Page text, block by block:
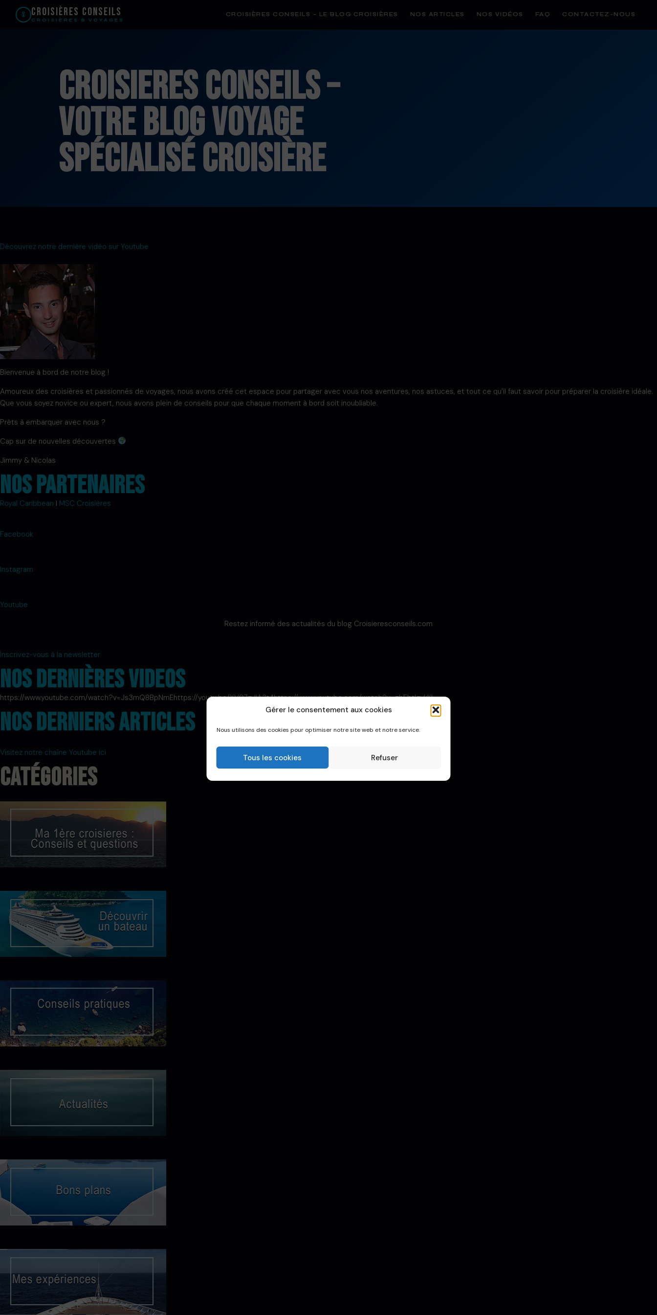
Gérer le consentement aux cookies
Nous utilisons des cookies pour optimiser notre site web et notre service.
Tous les cookies Refuser
Croisières Conseils
CROISIÈRES & VOYAGES
CROISIÈRES CONSEILS – LE BLOG CROISIÈRES NOS ARTICLES NOS VIDÉOS FAQ CONTACTEZ-NOUS
Croisieres Conseils –
Votre blog voyage
spécialisé croisière
Découvrez notre dernière vidéo sur Youtube
Bienvenue à bord de notre blog !
Amoureux des croisières et passionnés de voyages, nous avons créé cet espace pour partager avec vous nos aventures, nos astuces, et tout ce qu’il faut savoir pour préparer la croisière idéale.
Que vous soyez novice ou expert, nous avons plein de conseils pour que chaque moment à bord soit inoubliable.
Prêts à embarquer avec nous ?
Cap sur de nouvelles découvertes
Jimmy & Nicolas
Nos partenaires
Royal Caribbean l MSC Croisières
Facebook
Instagram
Youtube
Restez informé des actualités du blog Croisieresconseils.com
Inscrivez-vous à la newsletter
Nos dernières videos
https://www.youtube.com/watch?v=Js3mQ8BpNmEhttps://youtu.be/XV97gJlA3t4https://www.youtube.com/watch?v=gbEbtIgxkKI
Nos derniers articles
Visitez notre chaîne Youtube ici
Catégories